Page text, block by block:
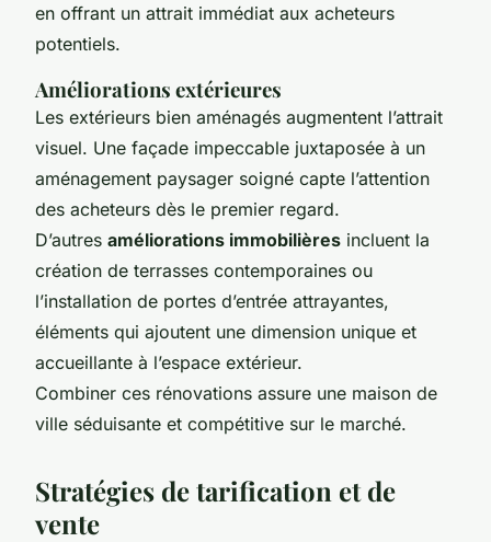
en offrant un attrait immédiat aux acheteurs
potentiels.
Améliorations extérieures
Les extérieurs bien aménagés augmentent l’attrait
visuel. Une façade impeccable juxtaposée à un
aménagement paysager soigné capte l’attention
des acheteurs dès le premier regard.
D’autres améliorations immobilières incluent la
création de terrasses contemporaines ou
l’installation de portes d’entrée attrayantes,
éléments qui ajoutent une dimension unique et
accueillante à l’espace extérieur.
Combiner ces rénovations assure une maison de
ville séduisante et compétitive sur le marché.
Stratégies de tarification et de
vente